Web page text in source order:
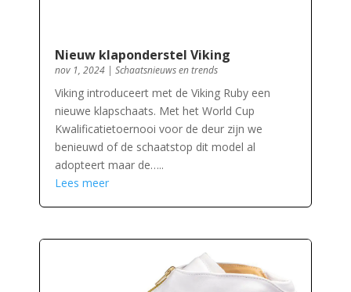
Nieuw klaponderstel Viking
nov 1, 2024| Schaatsnieuws en trends
Viking introduceert met de Viking Ruby een
nieuwe klapschaats. Met het World Cup
Kwalificatietoernooi voor de deur zijn we
benieuwd of de schaatstop dit model al
adopteert maar de…..
Lees meer